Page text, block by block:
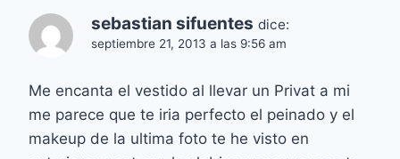
sebastian sifuentes dice:
septiembre 21, 2013 a las 9:56 am
Me encanta el vestido al llevar un Privat a mi
me parece que te iria perfecto el peinado y el
makeup de la ultima foto te he visto en